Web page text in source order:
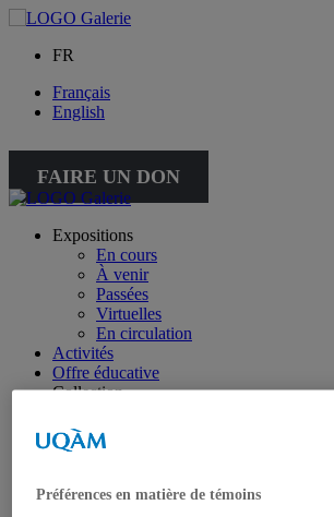
FR
Français
English
FAIRE UN DON
Expositions
En cours
À venir
Passées
Virtuelles
En circulation
Activités
Offre éducative
Collection
Collection spéciale : petite
À propos de la collection
Publications
Préférences en matière de témoins